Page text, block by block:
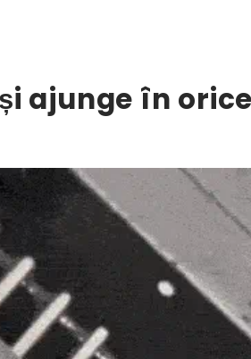
ajunge în